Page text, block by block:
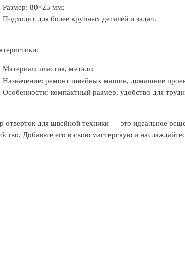
Размер: 80×25 мм;
Подходит для более крупных деталей и задач.
Материал: пластик, металл;
Назначение: ремонт швейных машин, домашние
Особенности: компактный размер, удобство для
отверток для швейной техники — это идеальное
Добавьте его в свою мастерскую и